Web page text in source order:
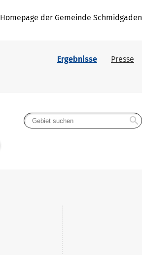
Homepage der Gemeinde Schmidgaden
Ergebnisse Presse
search